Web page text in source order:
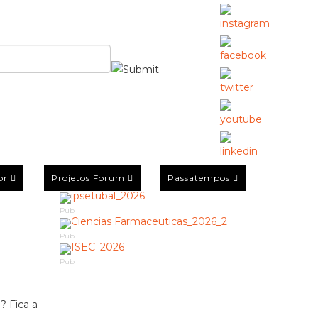
Projetos Forum Passatempos
Fica a
Pub
Pub
Pub